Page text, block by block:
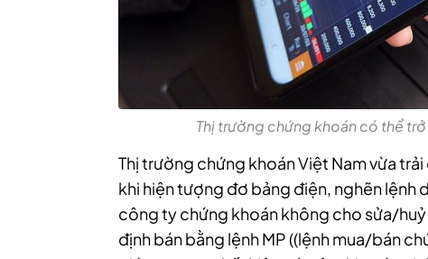
Thị trường chứng khoán có thể
Thị trường chứng khoán Việt Nam vừa
khi hiện tượng đơ bảng điện, nghẽn lệnh
công ty chứng khoán không cho sửa/
định bán bằng lệnh MP ((lệnh mua/bán